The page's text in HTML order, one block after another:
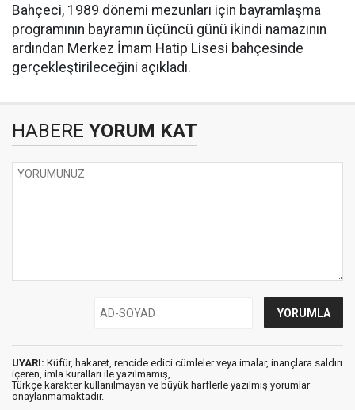
Bahçeci, 1989 dönemi mezunları için bayramlaşma
programının bayramın üçüncü günü ikindi namazının
ardından Merkez İmam Hatip Lisesi bahçesinde
gerçekleştirileceğini açıkladı.
HABERE YORUM KAT
UYARI: Küfür, hakaret, rencide edici cümleler veya imalar, inançlara saldırı
içeren, imla kuralları ile yazılmamış,
Türkçe karakter kullanılmayan ve büyük harflerle yazılmış yorumlar
onaylanmamaktadır.